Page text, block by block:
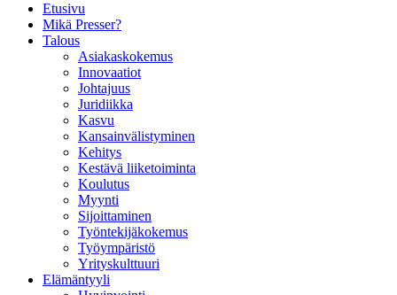
Etusivu
Mikä Presser?
Talous
Asiakaskokemus
Innovaatiot
Johtajuus
Juridiikka
Kasvu
Kansainvälistyminen
Kehitys
Kestävä liiketoiminta
Koulutus
Myynti
Sijoittaminen
Työntekijäkokemus
Työympäristö
Yrityskulttuuri
Elämäntyyli